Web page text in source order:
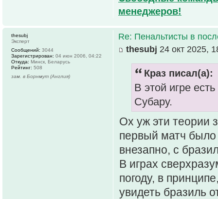
менеджеров!
Re: Пенальтисты в
thesubj 24 окт 2025,
Краз писал(а):
В этой игре
Субару.
Ох уж эти теории
первый матч было
внезапно, с
В играх
погоду, в
увидеть бразиль
thesubj
Эксперт
Сообщений: 3044
Зарегистрирован: 04 июн 2006, 04:22
Откуда: Минск, Беларусь
Рейтинг: 508
зам. в Борнмут (Англия)